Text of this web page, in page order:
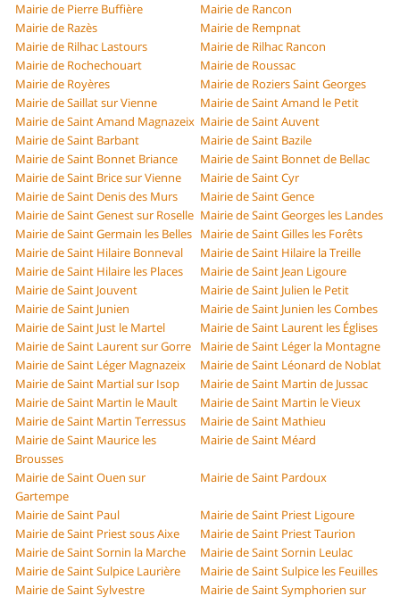
Mairie de Pierre Buffière
Mairie de Rancon
Mairie de Razès
Mairie de Rempnat
Mairie de Rilhac Lastours
Mairie de Rilhac Rancon
Mairie de Rochechouart
Mairie de Roussac
Mairie de Royères
Mairie de Roziers Saint Georges
Mairie de Saillat sur Vienne
Mairie de Saint Amand le Petit
Mairie de Saint Amand Magnazeix Mairie de Saint Auvent
Mairie de Saint Barbant
Mairie de Saint Bazile
Mairie de Saint Bonnet Briance
Mairie de Saint Bonnet de Bellac
Mairie de Saint Brice sur Vienne
Mairie de Saint Cyr
Mairie de Saint Denis des Murs
Mairie de Saint Gence
Mairie de Saint Genest sur Roselle Mairie de Saint Georges les Landes
Mairie de Saint Germain les Belles Mairie de Saint Gilles les Forêts
Mairie de Saint Hilaire Bonneval
Mairie de Saint Hilaire la Treille
Mairie de Saint Hilaire les Places
Mairie de Saint Jean Ligoure
Mairie de Saint Jouvent
Mairie de Saint Julien le Petit
Mairie de Saint Junien
Mairie de Saint Junien les Combes
Mairie de Saint Just le Martel
Mairie de Saint Laurent les Églises
Mairie de Saint Laurent sur Gorre
Mairie de Saint Léger la Montagne
Mairie de Saint Léger Magnazeix
Mairie de Saint Léonard de Noblat
Mairie de Saint Martial sur Isop
Mairie de Saint Martin de Jussac
Mairie de Saint Martin le Mault
Mairie de Saint Martin le Vieux
Mairie de Saint Martin Terressus
Mairie de Saint Mathieu
Mairie de Saint Maurice les
Brousses
Mairie de Saint Méard
Mairie de Saint Ouen sur
Gartempe
Mairie de Saint Pardoux
Mairie de Saint Paul
Mairie de Saint Priest Ligoure
Mairie de Saint Priest sous Aixe
Mairie de Saint Priest Taurion
Mairie de Saint Sornin la Marche
Mairie de Saint Sornin Leulac
Mairie de Saint Sulpice Laurière
Mairie de Saint Sulpice les Feuilles
Mairie de Saint Sylvestre
Mairie de Saint Symphorien sur